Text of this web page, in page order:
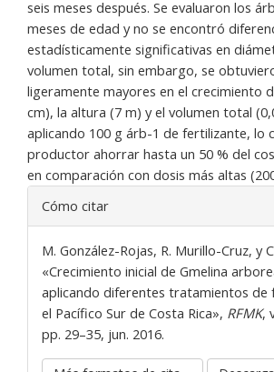
seis meses después. Se evaluaron los
meses de edad y no se encontró
estadísticamente significativas en
volumen total, sin embargo, se
ligeramente mayores en el crecimiento
cm), la altura (7 m) y el volumen total
aplicando 100 g árb-1 de fertilizante, lo
productor ahorrar hasta un 50 % del
en comparación con dosis más altas
Detalles
del
artículo
Cómo citar
M. González-Rojas, R. Murillo-Cruz, y
«Crecimiento inicial de Gmelina
aplicando diferentes tratamientos de
el Pacífico Sur de Costa Rica», RFMK,
pp. 29–35, jun. 2016.